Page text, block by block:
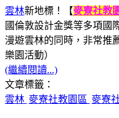
雲林新地標！【麥寮社教
國倫敦設計金獎等多項國
漫遊雲林的同時，非常推
樂園活動）
(繼續閱讀...)
文章標籤：
雲林 麥寮社教園區 麥寮